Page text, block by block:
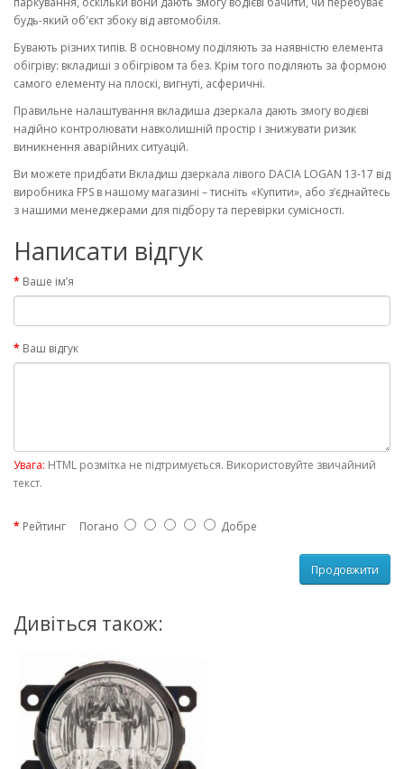
будь-який об'єкт збоку від автомобіля.
Бувають різних типів. В основному поділяють за наявністю елемента
обігріву: вкладиші з обігрівом та без. Крім того поділяють за формою
самого елементу на плоскі, вигнуті, асферичні.
Правильне налаштування вкладиша дзеркала дають змогу водієві
надійно контролювати навколишній простір і знижувати ризик
виникнення аварійних ситуацій.
Ви можете придбати Вкладиш дзеркала лівого DACIA LOGAN 13-17 від
виробника FPS в нашому магазині – тисніть «Купити», або з’єднайтесь
з нашими менеджерами для підбору та перевірки сумісності.
Написати відгук
Ваше ім’я
Ваш відгук
Увага: HTML розмітка не підтримується. Використовуйте звичайний
текст.
Рейтинг Погано Добре
Продовжити
Дивіться також: